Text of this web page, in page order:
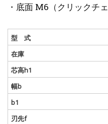
・底面 M6（クリックチ